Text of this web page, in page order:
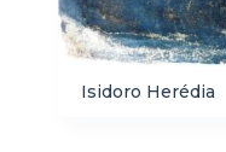
Isidoro Herédia